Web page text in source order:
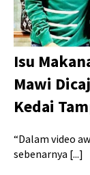
Isu
Mawi
Kedai
“Dalam video
sebenarnya [...]